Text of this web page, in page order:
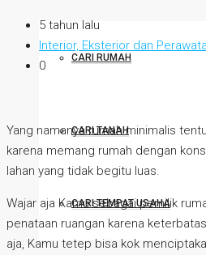
CARI RUMAH
CARI TANAH
CARI TEMPAT USAHA
5 tahun lalu
Interior, Eksterior dan
0
Yang namanya rumah minimalis
karena memang rumah dengan
lahan yang tidak begitu luas.
Wajar aja Kamu sebagai pemilik
penataan ruangan karena
aja, Kamu tetep bisa kok